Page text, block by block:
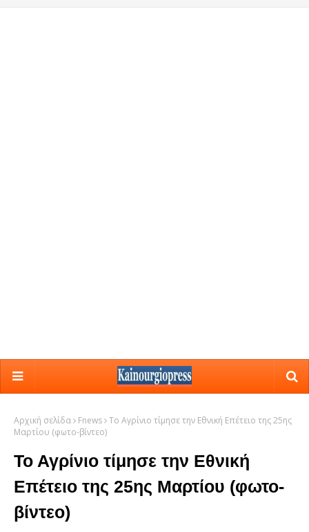
Αρχική σελίδα Fnews Το Αγρίνιο τίμησε την Εθνική Επέτειο της 25ης
Μαρτίου (φωτο-βίντεο)
Το Αγρίνιο τίμησε την Εθνική
Επέτειο της 25ης Μαρτίου (φωτο-
βίντεο)